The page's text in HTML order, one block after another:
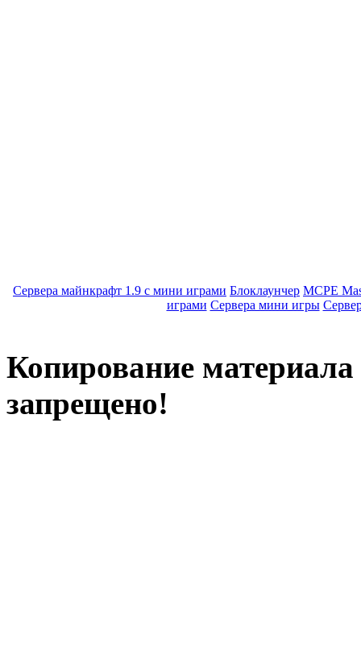
Сервера майнкрафт 1.9 с мини играми Блоклаунчер MCPE
играми Сервера мини игры
Копирование материала
запрещено!